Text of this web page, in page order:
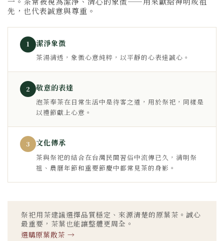
先，也代表誠意與尊重。
1 潔淨象徵
茶湯清透，象徵心意純粹，以平靜的心表達誠心。
2 敬意的表達
泡茶奉茶在日常生活中是待客之道，用於祭祀，同樣是
以禮節獻上心意。
3 文化傳承
茶與祭祀的結合在台灣民間習俗中流傳已久，清明祭
祖、農曆年節和重要節慶中都常見茶的身影。
祭祀用茶建議選擇品質穩定、來源清楚的原葉茶。誠心
最重要，茶葉也能讓整體更周全。
選購原葉散茶 →